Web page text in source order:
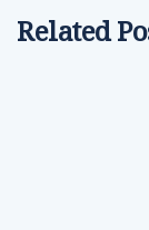
Related